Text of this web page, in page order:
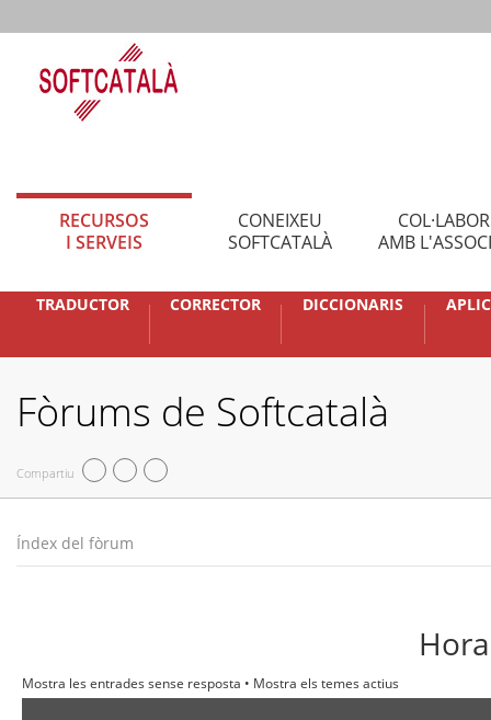
RECURSOS
I SERVEIS
CONEIXEU
SOFTCATALÀ
AMB
TRADUCTOR CORRECTOR DICCIONARIS
Fòrums de Softcatalà
Compartiu
Índex del fòrum
Mostra les entrades sense resposta • Mostra els temes actius